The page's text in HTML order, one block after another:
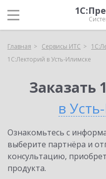
Главная Сервисы ИТС
1С:Лекторий в Усть-Илимске
Заказать
в
Ознакомьтесь с
выберите партнёра и
консультацию,
продукта.